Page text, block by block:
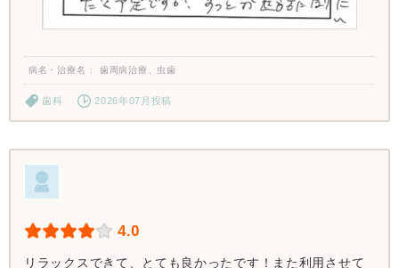
病名・治療名 歯周病治療、虫歯
歯科 2026年07月投稿
4.0
リラックスできて、とても良かったです！また利用させて